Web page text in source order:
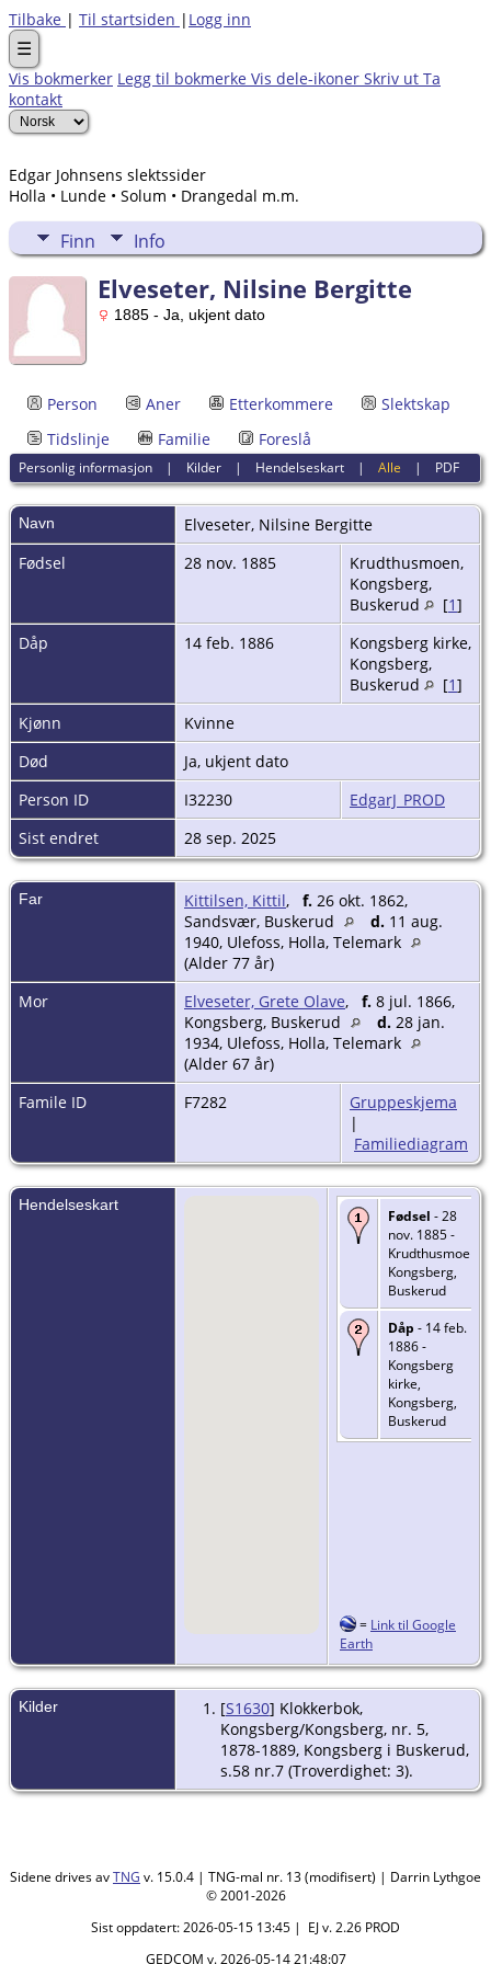
Tilbake | Til startsiden | Logg inn
☰
Vis bokmerker Legg til bokmerke Vis dele-ikoner Skriv ut Ta
kontakt
Edgar Johnsens slektssider
Holla • Lunde • Solum • Drangedal m.m.
Finn Info
Elveseter, Nilsine Bergitte
1885 - Ja, ukjent dato
Person Aner Etterkommere
Slektskap
Tidslinje
Familie Foreslå
Personlig informasjon | Kilder | Hendelseskart |Alle | PDF
Navn Elveseter, Nilsine Bergitte
Fødsel
28 nov. 1885
Krudthusmoen,
Kongsberg,
Buskerud
[1]
Dåp
14 feb. 1886
Kongsberg kirke,
Kongsberg,
Buskerud
[1]
Kjønn
Kvinne
Død
Ja, ukjent dato
Person ID
I32230
EdgarJ_PROD
Sist endret
28 sep. 2025
Far Kittilsen, Kittil, f. 26 okt. 1862,
Sandsvær, Buskerud
d. 11 aug.
1940, Ulefoss, Holla, Telemark
(Alder 77 år)
Mor
Elveseter, Grete Olave, f. 8 jul. 1866,
Kongsberg, Buskerud
d. 28 jan.
1934, Ulefoss, Holla, Telemark
(Alder 67 år)
Famile ID
F7282
Gruppeskjema
|
Familiediagram
Hendelseskart
Fødsel - 28
nov. 1885 -
Krudthusmoen,
Kongsberg,
Buskerud
Dåp - 14 feb.
1886 -
Kongsberg
kirke,
Kongsberg,
Buskerud
= Link til Google
Earth
Kilder [S1630] Klokkerbok,
Kongsberg/Kongsberg, nr. 5,
1878-1889, Kongsberg i Buskerud,
s.58 nr.7 (Troverdighet: 3).
Sidene drives avTNG v. 15.0.4 | TNG-mal nr. 13 (modifisert) | Darrin Lythgoe
© 2001-2026
Sist oppdatert: 2026-05-15 13:45 | EJ v. 2.26 PROD
GEDCOM v. 2026-05-14 21:48:07